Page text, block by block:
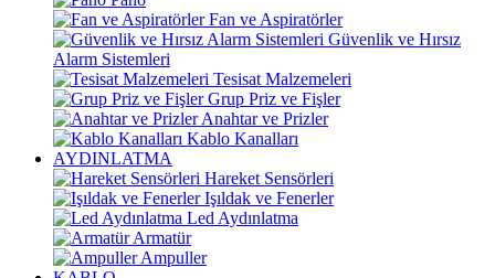
Fan ve Aspiratörler
Güvenlik ve Hırsız
Alarm Sistemleri
Tesisat Malzemeleri
Grup Priz ve Fişler
Anahtar ve Prizler
Kablo Kanalları
AYDINLATMA
Hareket Sensörleri
Işıldak ve Fenerler
Led Aydınlatma
Armatür
Ampuller